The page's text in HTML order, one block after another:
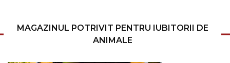
MAGAZINUL POTRIVIT PENTRU IUBITORII DE
ANIMALE